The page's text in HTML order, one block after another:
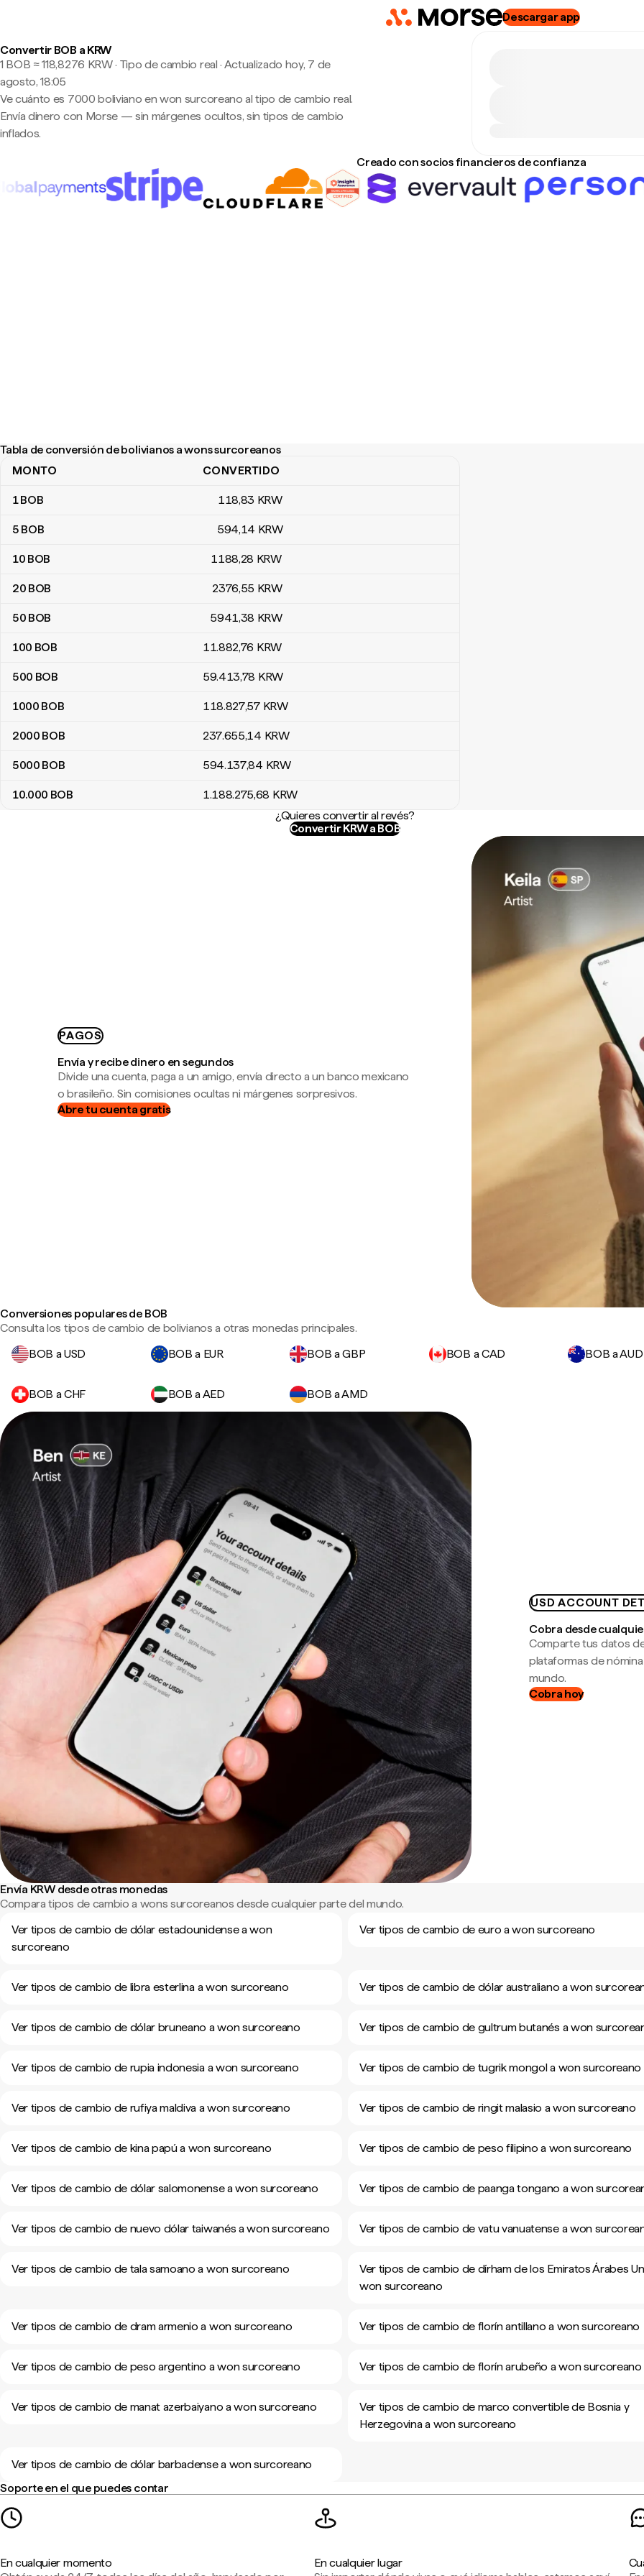
Descargar app
Convertir BOB a KRW
1 BOB ≈ 118,8276 KRW · Tipo de cambio real · Actualizado hoy, 7 de
agosto, 18:05
Ve cuánto es 7000 boliviano en won surcoreano al tipo de cambio real.
Envía dinero con Morse — sin márgenes ocultos, sin tipos de cambio
inflados.
Creado con socios financieros de confianza
Tabla de conversión de bolivianos a wons surcoreanos
Tabla de conversión de bolivianos a wons surcoreanos
MONTO CONVERTIDO
1BOB 118,83 KRW
5 BOB 594,14 KRW
10 BOB 1188,28 KRW
20 BOB 2376,55 KRW
50 BOB 5941,38 KRW
100 BOB 11.882,76 KRW
500 BOB 59.413,78 KRW
1000 BOB 118.827,57 KRW
2000 BOB 237.655,14 KRW
5000 BOB 594.137,84 KRW
10.000 BOB 1.188.275,68 KRW
¿Quieres convertir al revés?
Convertir KRW a BOB
PAGOS
Envía y recibe dinero en segundos
Divide una cuenta, paga a un amigo, envía directo a un banco mexicano
o brasileño. Sin comisiones ocultas ni márgenes sorpresivos.
Abre tu cuenta gratis
Conversiones populares de BOB
Consulta los tipos de cambio de bolivianos a otras monedas principales.
BOB a USD
BOB a EUR BOB a GBP BOB a CAD BOB a AUD
BOB a CHF BOB a AED BOB a AMD
USD ACCOUNT
Cobra desde
Comparte tus datos
plataformas de
mundo.
Cobra hoy
Envía KRW desde otras monedas
Compara tipos de cambio a wons surcoreanos desde cualquier parte del mundo.
Ver tipos de cambio de dólar estadounidense a won
surcoreano
Ver tipos de cambio de euro a won surcoreano
Ver tipos de cambio de libra esterlina a won surcoreano Ver tipos de cambio de dólar australiano a won
Ver tipos de cambio de dólar bruneano a won surcoreano Ver tipos de cambio de gultrum butanés a won
Ver tipos de cambio de rupia indonesia a won surcoreano Ver tipos de cambio de tugrik mongol a won surcoreano
Ver tipos de cambio de rufiya maldiva a won surcoreano Ver tipos de cambio de ringit malasio a won surcoreano
Ver tipos de cambio de kina papú a won surcoreano Ver tipos de cambio de peso filipino a won surcoreano
Ver tipos de cambio de dólar salomonense a won surcoreano Ver tipos de cambio de paanga tongano a won
Ver tipos de cambio de nuevo dólar taiwanés a won surcoreano Ver tipos de cambio de vatu vanuatense a won
Ver tipos de cambio de tala samoano a won surcoreano
Ver tipos de cambio de dírham de los Emiratos Árabes
won surcoreano
Ver tipos de cambio de dram armenio a won surcoreano Ver tipos de cambio de florín antillano a won surcoreano
Ver tipos de cambio de peso argentino a won surcoreano Ver tipos de cambio de florín arubeño a won surcoreano
Ver tipos de cambio de manat azerbaiyano a won surcoreano
Ver tipos de cambio de marco convertible de Bosnia y
Herzegovina a won surcoreano
Ver tipos de cambio de dólar barbadense a won surcoreano
Soporte en el que puedes contar
En cualquier momento
En cualquier lugar